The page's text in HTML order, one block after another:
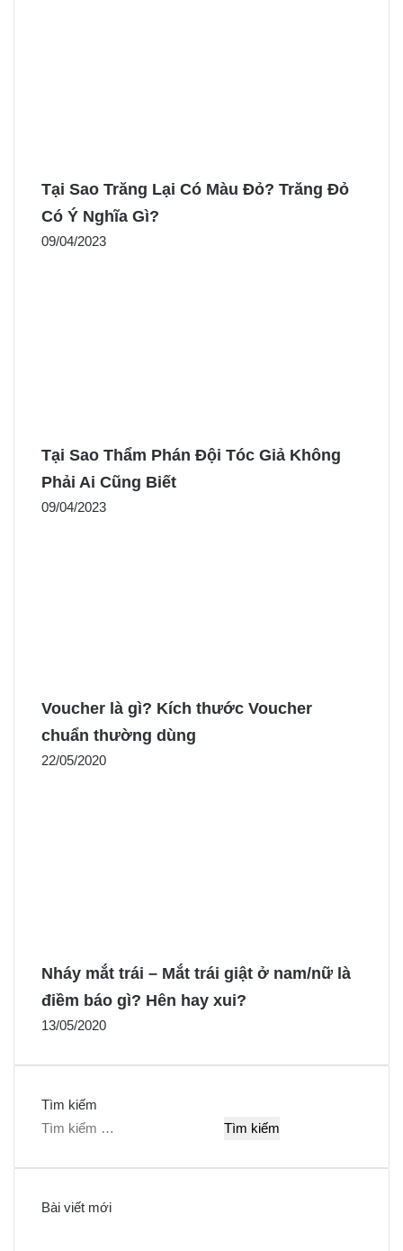
Tại Sao Trăng Lại Có Màu Đỏ? Trăng Đỏ
Có Ý Nghĩa Gì?
09/04/2023
Tại Sao Thẩm Phán Đội Tóc Giả Không
Phải Ai Cũng Biết
09/04/2023
Voucher là gì? Kích thước Voucher
chuẩn thường dùng
22/05/2020
Nháy mắt trái – Mắt trái giật ở nam/nữ là
điềm báo gì? Hên hay xui?
13/05/2020
Tìm kiếm
T
k
Bài viết mới